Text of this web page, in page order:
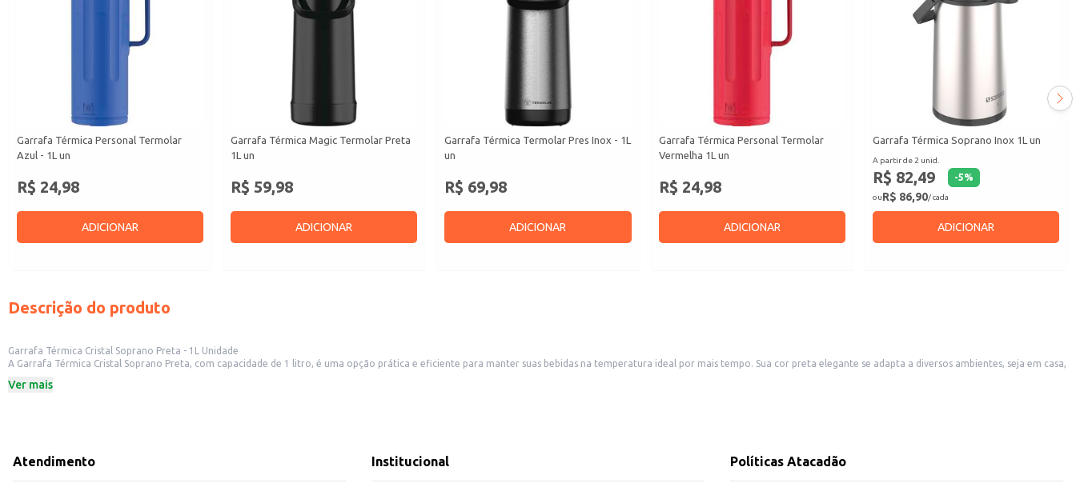
Garrafa Térmica Personal Termolar
Azul - 1L un
R$ 24,98
ADICIONAR
Garrafa Térmica Magic Termolar Preta
1L un
R$ 59,98
ADICIONAR
Garrafa Térmica Termolar Pres Inox - 1L
un
R$ 69,98
ADICIONAR
Garrafa Térmica Personal Termolar
Vermelha 1L un
R$ 24,98
ADICIONAR
Garrafa Térmica Soprano Inox 1L un
A partir de 2 unid.
R$ 82,49 -5%
ouR$ 86,90/ cada
ADICIONAR
Descrição do produto
Garrafa Térmica Cristal Soprano Preta - 1L Unidade
A Garrafa Térmica Cristal Soprano Preta, com capacidade de 1 litro, é uma opção prática e eficiente para manter suas bebidas na temperatura ideal por mais tempo. Sua cor preta elegante se adapta a diversos ambientes, seja em casa,
Capacidade: 1 litro
Recomendada para uso com líquidos, evitando o transporte de alimentos sólidos.
A Garrafa Térmica Cristal Soprano oferece praticidade e conservação de temperatura, sendo uma escolha adequada para diversas ocasiões e ambientes. Sua construção garante durabilidade e eficiência no transporte e
Ver mais
Atendimento Institucional Políticas Atacadão